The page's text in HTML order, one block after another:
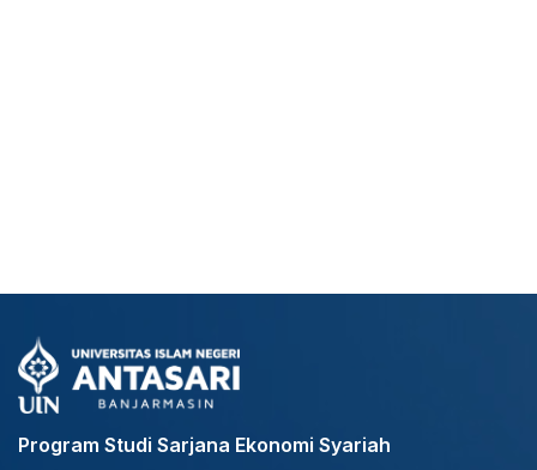
Program Studi Sarjana Ekonomi Syariah